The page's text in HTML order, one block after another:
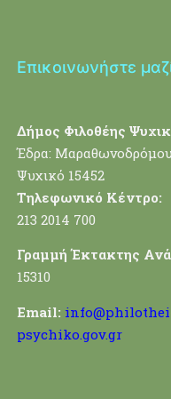
Επικοινωνήστε
Δήμος Φιλοθέης
Έδρα:
Ψυχικό 15452
Τηλεφωνικό Κέντρο:
213 2014 700
Γραμμή Έκτακτης
15310
Email:
psychiko.gov.gr